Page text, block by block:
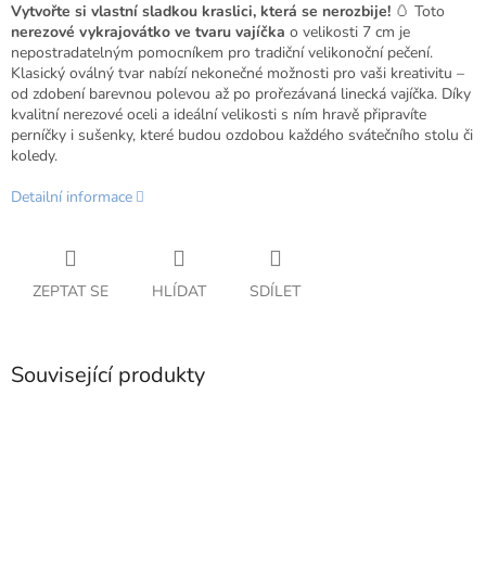
Vytvořte si vlastní sladkou kraslici, která se nerozbije! 🥚 Toto
nerezové vykrajovátko ve tvaru vajíčka o velikosti 7 cm je
nepostradatelným pomocníkem pro tradiční velikonoční pečení.
Klasický oválný tvar nabízí nekonečné možnosti pro vaši kreativitu –
od zdobení barevnou polevou až po prořezávaná linecká vajíčka. Díky
kvalitní nerezové oceli a ideální velikosti s ním hravě připravíte
perníčky i sušenky, které budou ozdobou každého svátečního stolu či
koledy.
Detailní informace
ZEPTAT SE HLÍDAT SDÍLET
Související produkty